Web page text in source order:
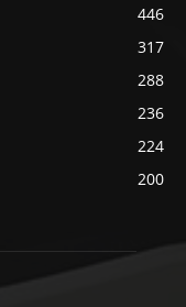
446
317
288
236
224
200